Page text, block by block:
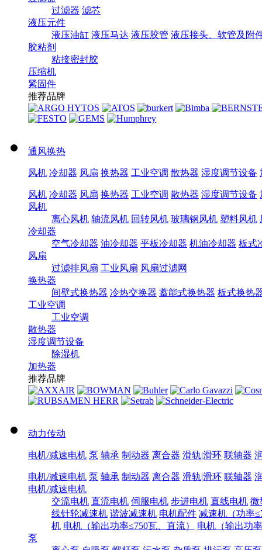
过滤器 滤芯
液压元件
液压油缸 液压马达 液压胶管 液压接头、软管及附
胶粘剂
粘接密封胶
压缩机
紧固件
推荐品牌
通风换热
风机 冷却器 风扇 换热器 工业空调 散热器 湿度调节设备
风机 冷却器 风扇 换热器 工业空调 散热器 湿度调节设备
风机
离心风机 轴流风机 回转风机 玻璃钢风机 塑料风机
冷却器
空气冷却器 油冷却器 平板冷却器 机油冷却器 板式
风扇
过滤排风扇 工业风扇 风扇过滤网
换热器
间壁式换热器 冷热交换器 蓄能式换热器 板式换热
工业空调
工业空调
散热器
湿度调节设备
除湿机
加热器
推荐品牌
动力传动
电机/减速电机 泵 轴承 制动器 离合器 滑轨|滑环 联轴器
电机/减速电机 泵 轴承 制动器 离合器 滑轨|滑环 联轴器
电机/减速电机
交流电机 直流电机 伺服电机 步进电机 直线电机 微
线针轮减速机 谐波减速机 电机配件 减速机（功率
机 电机（输出功率≤750瓦、直流）
电机（输出功
泵